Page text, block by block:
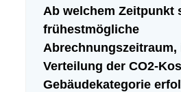
Ab welchem Zeitpunkt
frühestmögliche
Abrechnungszeitraum,
Verteilung der CO2-
Gebäudekategorie